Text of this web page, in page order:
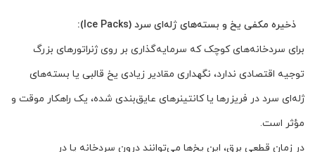
ذخیره مکفی یخ و بسته‌های ژله‌ای سرد (Ice Packs):
برای سردخانه‌های کوچک که سرمایه‌گذاری بر روی ژنراتورهای بزرگ
توجیه اقتصادی ندارد، نگهداری مقادیر زیادی یخ قالبی یا بسته‌های
ژله‌ای سرد در فریزرها یا کانتینرهای عایق‌بندی شده، یک راهکار موقت و
مؤثر است.
در زمان قطعی برق، این یخ‌ها می‌توانند درون سردخانه یا در